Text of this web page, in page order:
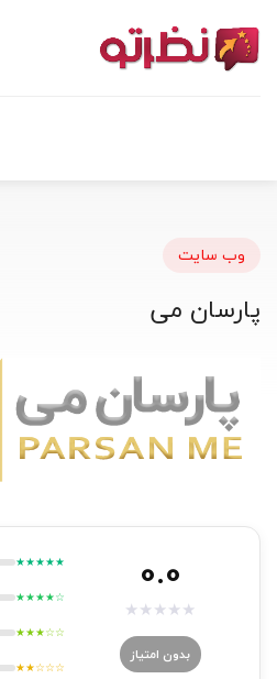
وب سایت
پارسان می
0.0
★
★
★
★
★
بدون امتیاز
★★★★★
★★★★☆
★★★☆☆
★★☆☆☆